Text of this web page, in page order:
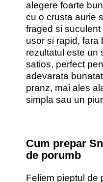
alegere foarte
cu o crusta aurie
fraged si suculent
usor si rapid, fara
rezultatul este un
satios, perfect
adevarata
pranz, mai ales
simpla sau un
Cum prepar
de porumb
Feliem pieptul de